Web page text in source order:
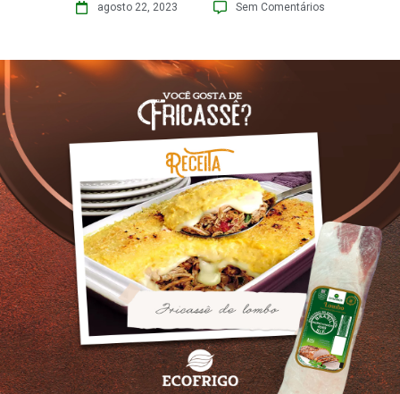
agosto 22, 2023 Sem Comentários